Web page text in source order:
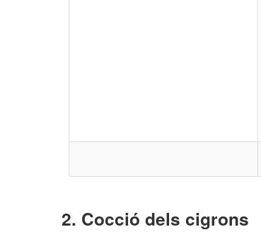
Cocció dels cigrons